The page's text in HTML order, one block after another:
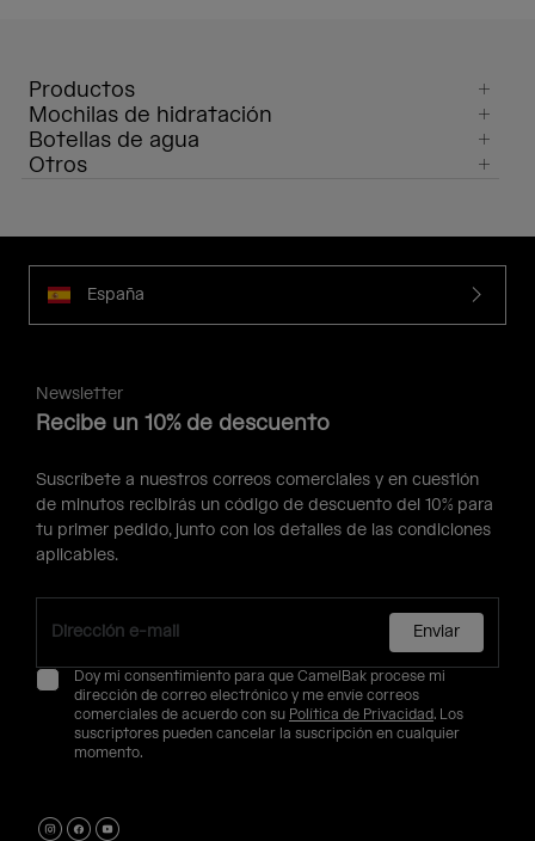
Productos
Mochilas de hidratación
Botellas de agua
Otros
España
Newsletter
Recibe un 10% de descuento
Suscríbete a nuestros correos comerciales y en cuestión
de minutos recibirás un código de descuento del 10% para
tu primer pedido, junto con los detalles de las condiciones
aplicables.
Enviar
Doy mi consentimiento para que CamelBak procese mi
dirección de correo electrónico y me envíe correos
comerciales de acuerdo con su Política de Privacidad. Los
suscriptores pueden cancelar la suscripción en cualquier
momento.